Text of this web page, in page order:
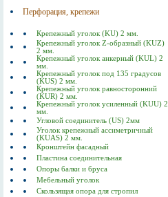
Перфорация, крепежи
Крепежный уголок (KU) 2 мм.
Крепежный уголок Z-образный (KUZ)
2 мм.
Крепежный уголок анкерный (KUL) 2
мм.
Крепежный уголок под 135 градусов
(KUS) 2 мм.
Крепежный уголок равносторонний
(KUR) 2 мм.
Крепежный уголок усиленный (KUU) 2
мм.
Угловой соединитель (US) 2мм
Уголок крепежный ассиметричный
(KUAS) 2 мм.
Кронштейн фасадный
Пластина соединительная
Опоры балки и бруса
Мебельный уголок
Скользящая опора для стропил